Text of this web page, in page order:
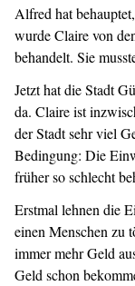
Alfred hat
wurde Claire von
behandelt. Sie
Jetzt hat die Stadt
da. Claire ist
der Stadt sehr viel
Bedingung: Die
früher so schlecht
Erstmal lehnen die
einen Menschen zu
immer mehr Geld
Geld schon